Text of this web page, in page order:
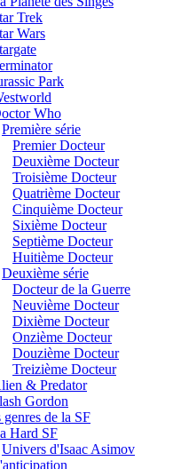
Trek
Wars
Park
Who
Première série
Premier Docteur
Deuxième Docteur
Troisième Docteur
Quatrième Docteur
Cinquième Docteur
Sixième Docteur
Septième Docteur
Huitième Docteur
Deuxième série
Docteur de la Guerre
Neuvième Docteur
Dixième Docteur
Onzième Docteur
Douzième Docteur
Treizième Docteur
& Predator
Gordon
genres de la SF
Hard SF
Univers d'Isaac Asimov